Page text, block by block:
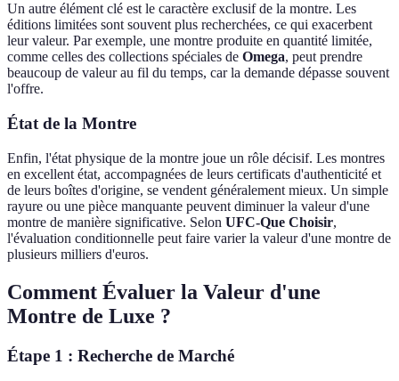
Un autre élément clé est le caractère exclusif de la montre. Les
éditions limitées sont souvent plus recherchées, ce qui exacerbent
leur valeur. Par exemple, une montre produite en quantité limitée,
comme celles des collections spéciales de Omega, peut prendre
beaucoup de valeur au fil du temps, car la demande dépasse souvent
l'offre.
État de la Montre
Enfin, l'état physique de la montre joue un rôle décisif. Les montres
en excellent état, accompagnées de leurs certificats d'authenticité et
de leurs boîtes d'origine, se vendent généralement mieux. Un simple
rayure ou une pièce manquante peuvent diminuer la valeur d'une
montre de manière significative. Selon UFC-Que Choisir,
l'évaluation conditionnelle peut faire varier la valeur d'une montre de
plusieurs milliers d'euros.
Comment Évaluer la Valeur d'une
Montre de Luxe ?
Étape 1 : Recherche de Marché